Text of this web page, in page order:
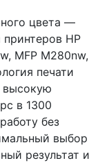
цвета —
HP
MFP M280nw,
печати
высокую
в 1300
без
выбор
результат и